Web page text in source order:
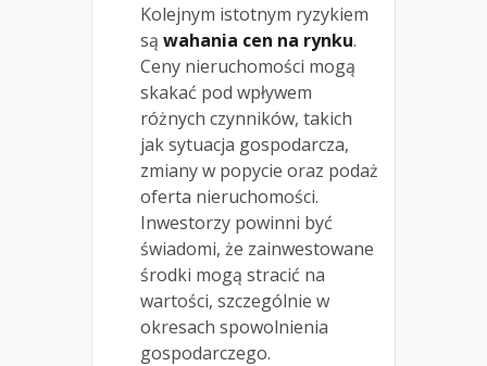
Kolejnym istotnym ryzykiem
są wahania cen na rynku.
Ceny nieruchomości mogą
skakać pod wpływem
różnych czynników, takich
jak sytuacja gospodarcza,
zmiany w popycie oraz podaż
oferta nieruchomości.
Inwestorzy powinni być
świadomi, że zainwestowane
środki mogą stracić na
wartości, szczególnie w
okresach spowolnienia
gospodarczego.